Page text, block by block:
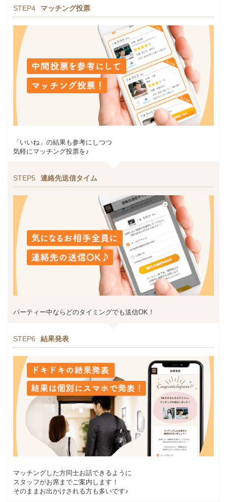
STEP4 マッチング投票
「いいね」の結果も参考にしつつ
気軽にマッチング投票を♪
STEP5 連絡先送信タイム
パーティー中ならどのタイミングでも送信OK！
STEP6 結果発表
マッチングした方同士お話できるように
スタッフがお席までご案内します！
そのままお出かけされる方も多いです♪